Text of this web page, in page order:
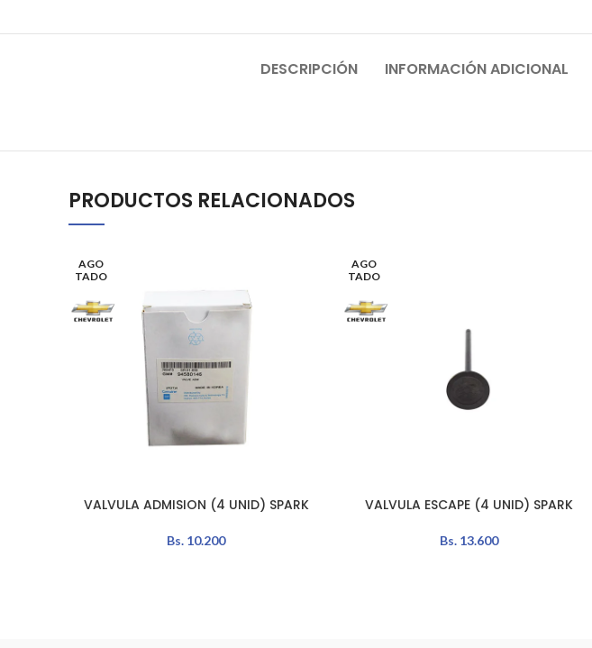
DESCRIPCIÓN INFORMACIÓN ADICIONAL
PRODUCTOS RELACIONADOS
AGO
TADO
LEER MÁS
VALVULA ADMISION (4 UNID) SPARK
Bs. 10.200
AGO
TADO
LEER MÁS
VALVULA ESCAPE (4 UNID) SPARK
Bs. 13.600